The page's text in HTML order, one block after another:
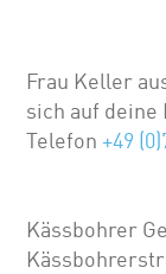
Frau Keller
sich auf deine
Telefon +49
Kässbohrer